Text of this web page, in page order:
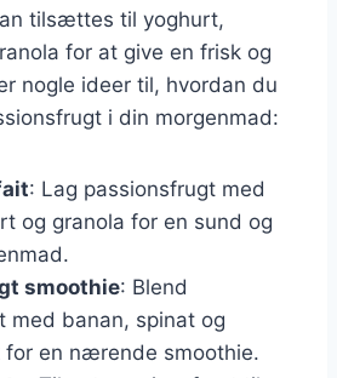
tilsættes til yoghurt,
for at give en frisk og
nogle ideer til, hvordan du
i din morgenmad:
: Lag passionsfrugt med
og granola for en sund og
smoothie: Blend
med banan, spinat og
en nærende smoothie.